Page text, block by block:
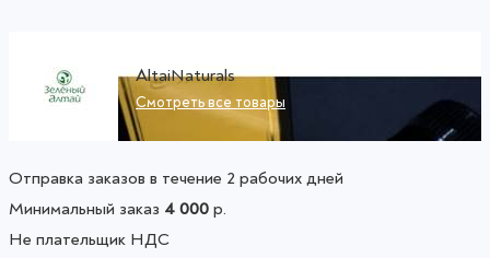
AltaiNaturals
Смотреть все товары
Отправка заказов в течение 2 рабочих дней
Минимальный заказ 4 000 р.
Не плательщик НДС